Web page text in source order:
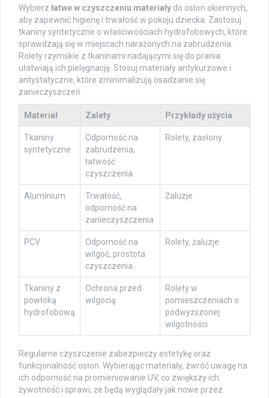
Wybierz łatwe w czyszczeniu materiały do osłon okiennych,
aby zapewnić higienę i trwałość w pokoju dziecka. Zastosuj
tkaniny syntetyczne o właściwościach hydrofobowych, które
sprawdzają się w miejscach narażonych na zabrudzenia.
Rolety rzymskie z tkaninami nadającymi się do prania
ułatwiają ich pielęgnację. Stosuj materiały antykurzowe i
antystatyczne, które zminimalizują osadzanie się
zanieczyszczeń.
Materiał Zalety Przykłady użycia
Tkaniny
syntetyczne
Odporność na
zabrudzenia,
łatwość
czyszczenia
Rolety, zasłony
Aluminium
Trwałość,
odporność na
zanieczyszczenia
Żaluzje
PCV
Odporność na
wilgoć, prostota
czyszczenia
Rolety, żaluzje
Tkaniny z
powłoką
hydrofobową
Ochrona przed
wilgocią
Rolety w
pomieszczeniach o
podwyższonej
wilgotności
Regularne czyszczenie zabezpieczy estetykę oraz
funkcjonalność osłon. Wybierając materiały, zwróć uwagę na
ich odporność na promieniowanie UV, co zwiększy ich
żywotność i sprawi, że będą wyglądały jak nowe przez